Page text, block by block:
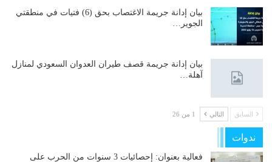
بيان إدانة جريمة الاغتصاب بحق (6) فتيات في منطقتي
الجوير…
بيان إدانة جريمة قصف طيران العدوان السعودي لمنازل
آهلة…
السابق التالي 1 من 26
ندوات
فعالية بعنوان: إحصائيات 3 سنوات من الحرب على